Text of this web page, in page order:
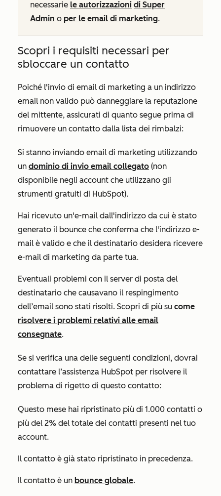
necessarie le autorizzazioni di Super
Admin o per le email di marketing.
Scopri i requisiti necessari per
sbloccare un contatto
Poiché l'invio di email di marketing a un indirizzo
email non valido può danneggiare la reputazione
del mittente, assicurati di quanto segue prima di
rimuovere un contatto dalla lista dei rimbalzi:
Si stanno inviando email di marketing utilizzando
un dominio di invio email collegato (non
disponibile negli account che utilizzano gli
strumenti gratuiti di HubSpot).
Hai ricevuto un'e-mail dall'indirizzo da cui è stato
generato il bounce che conferma che l'indirizzo e-
mail è valido e che il destinatario desidera ricevere
e-mail di marketing da parte tua.
Eventuali problemi con il server di posta del
destinatario che causavano il respingimento
dell’email sono stati risolti. Scopri di più su come
risolvere i problemi relativi alle email
consegnate.
Se si verifica una delle seguenti condizioni, dovrai
contattare l’assistenza HubSpot per risolvere il
problema di rigetto di questo contatto:
Questo mese hai ripristinato più di 1.000 contatti o
più del 2% del totale dei contatti presenti nel tuo
account.
Il contatto è già stato ripristinato in precedenza.
Il contatto è un bounce globale.